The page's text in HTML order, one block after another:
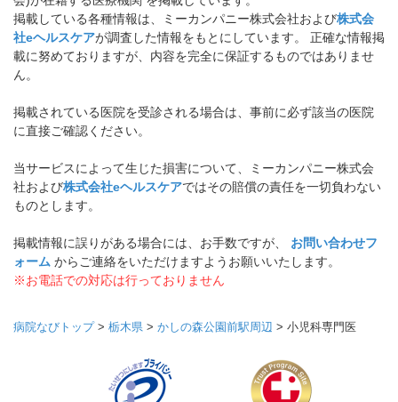
掲載している各種情報は、ミーカンパニー株式会社および株式会
社eヘルスケアが調査した情報をもとにしています。 正確な情報掲
載に努めておりますが、内容を完全に保証するものではありませ
ん。
掲載されている医院を受診される場合は、事前に必ず該当の医院
に直接ご確認ください。
当サービスによって生じた損害について、ミーカンパニー株式会
社および株式会社eヘルスケアではその賠償の責任を一切負わない
ものとします。
掲載情報に誤りがある場合には、お手数ですが、 お問い合わせフ
ォーム からご連絡をいただけますようお願いいたします。
※お電話での対応は行っておりません
病院なびトップ> 栃木県 > かしの森公園前駅周辺 > 小児科専門医